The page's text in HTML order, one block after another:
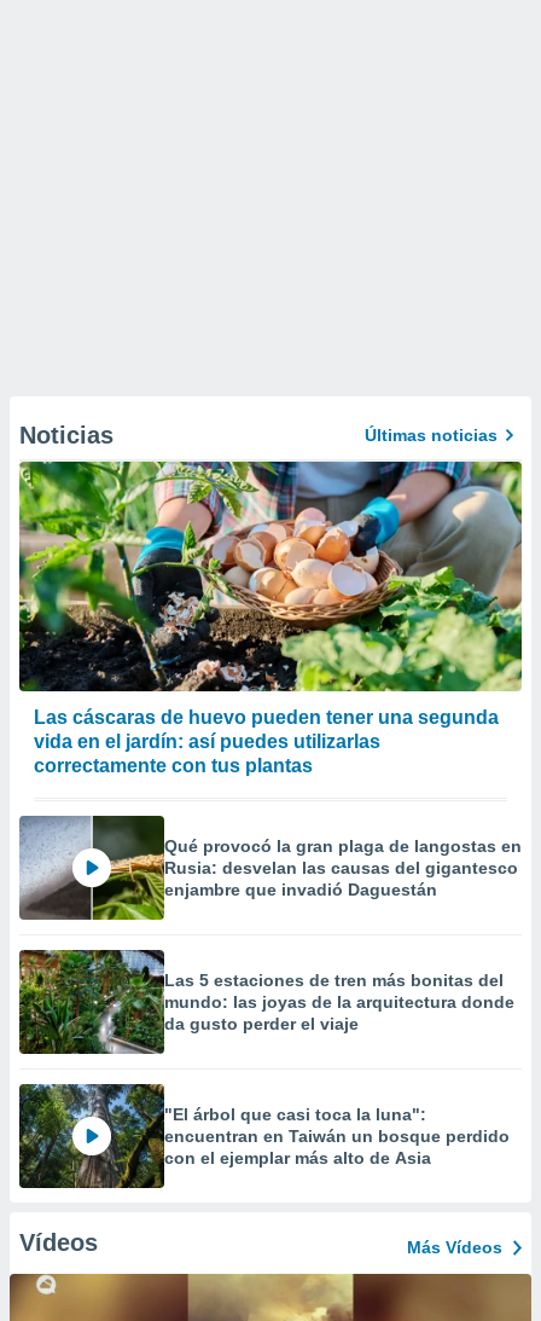
Noticias Últimas noticias
Las cáscaras de huevo pueden tener una segunda
vida en el jardín: así puedes utilizarlas
correctamente con tus plantas
Qué provocó la gran plaga de langostas en
Rusia: desvelan las causas del gigantesco
enjambre que invadió Daguestán
Las 5 estaciones de tren más bonitas del
mundo: las joyas de la arquitectura donde
da gusto perder el viaje
"El árbol que casi toca la luna":
encuentran en Taiwán un bosque perdido
con el ejemplar más alto de Asia
Vídeos Más Vídeos